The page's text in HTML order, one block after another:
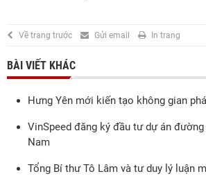
Về trang trước Gửi email In trang
BÀI VIẾT KHÁC
Hưng Yên mới kiến tạo không gian
VinSpeed đăng ký đầu tư dự án
Nam
Tổng Bí thư Tô Lâm và tư duy lý luận